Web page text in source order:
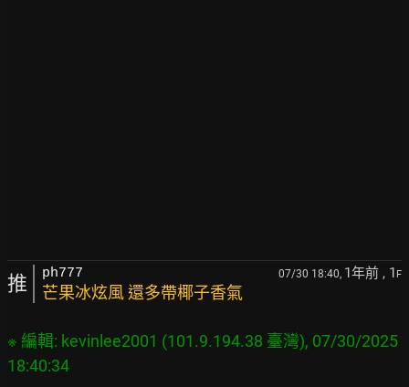
推 ph777 07/30 18:40, 1年前 , 1 F
芒果冰炫風 還多帶椰子香氣
※ 編輯: kevinlee2001 (101.9.194.38 臺灣), 07/30/2025